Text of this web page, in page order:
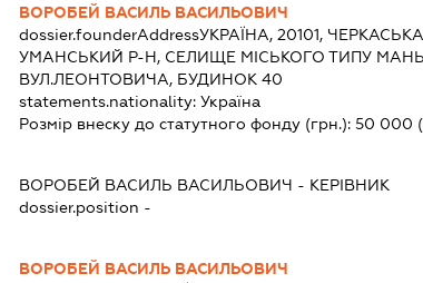
ВОРОБЕЙ ВАСИЛЬ ВАСИЛЬОВИЧ
dossier.founderAddressУКРАЇНА, 20101,
УМАНСЬКИЙ Р-Н, СЕЛИЩЕ МІСЬКОГО ТИПУ
ВУЛ.ЛЕОНТОВИЧА, БУДИНОК 40
statements.nationality: Україна
Розмір внеску до статутного фонду (грн.): 50 000
ВОРОБЕЙ ВАСИЛЬ ВАСИЛЬОВИЧ - КЕРІВНИК
dossier.position -
ВОРОБЕЙ ВАСИЛЬ ВАСИЛЬОВИЧ